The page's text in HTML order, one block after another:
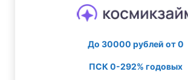
До 30000 рублей от 0
ПСК 0-292% годовых